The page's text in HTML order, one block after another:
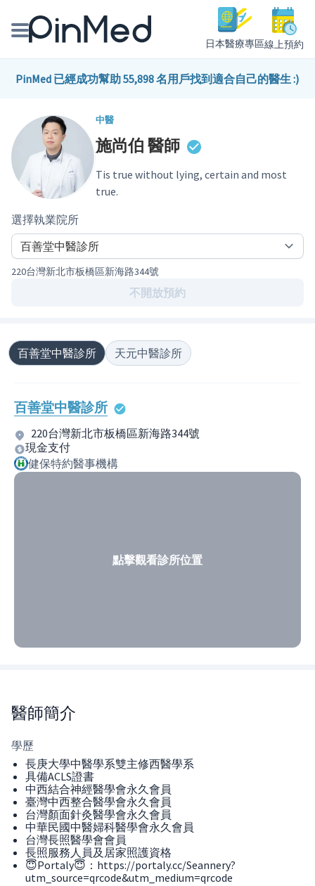
日本醫療專區線上預約
線上預約醫師、院所
醫師專欄專訪
健康主題館
PinMed 已經成功幫助 55,898 名用戶找到適合自己的醫生 :)
中醫
施尚伯 醫師
Tis true without lying, certain and most
true.
選擇執業院所
220台灣新北市板橋區新海路344號
不開放預約
百善堂中醫診所 天元中醫診所
百善堂中醫診所
220台灣新北市板橋區新海路344號
現金支付
健保特約醫事機構
點擊觀看診所位置
醫師簡介
學歷
長庚大學中醫學系雙主修西醫學系
具備ACLS證書
中西結合神經醫學會永久會員
臺灣中西整合醫學會永久會員
台灣顏面針灸醫學會永久會員
中華民國中醫婦科醫學會永久會員
台灣長照醫學會會員
長照服務人員及居家照護資格
😇Portaly😇：https://portaly.cc/Seannery?
utm_source=qrcode&utm_medium=qrcode